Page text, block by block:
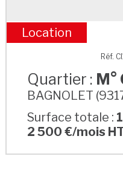
M°
Location
Réf.
Quartier : M°
BAGNOLET
Surface totale :
2 500 €/mois